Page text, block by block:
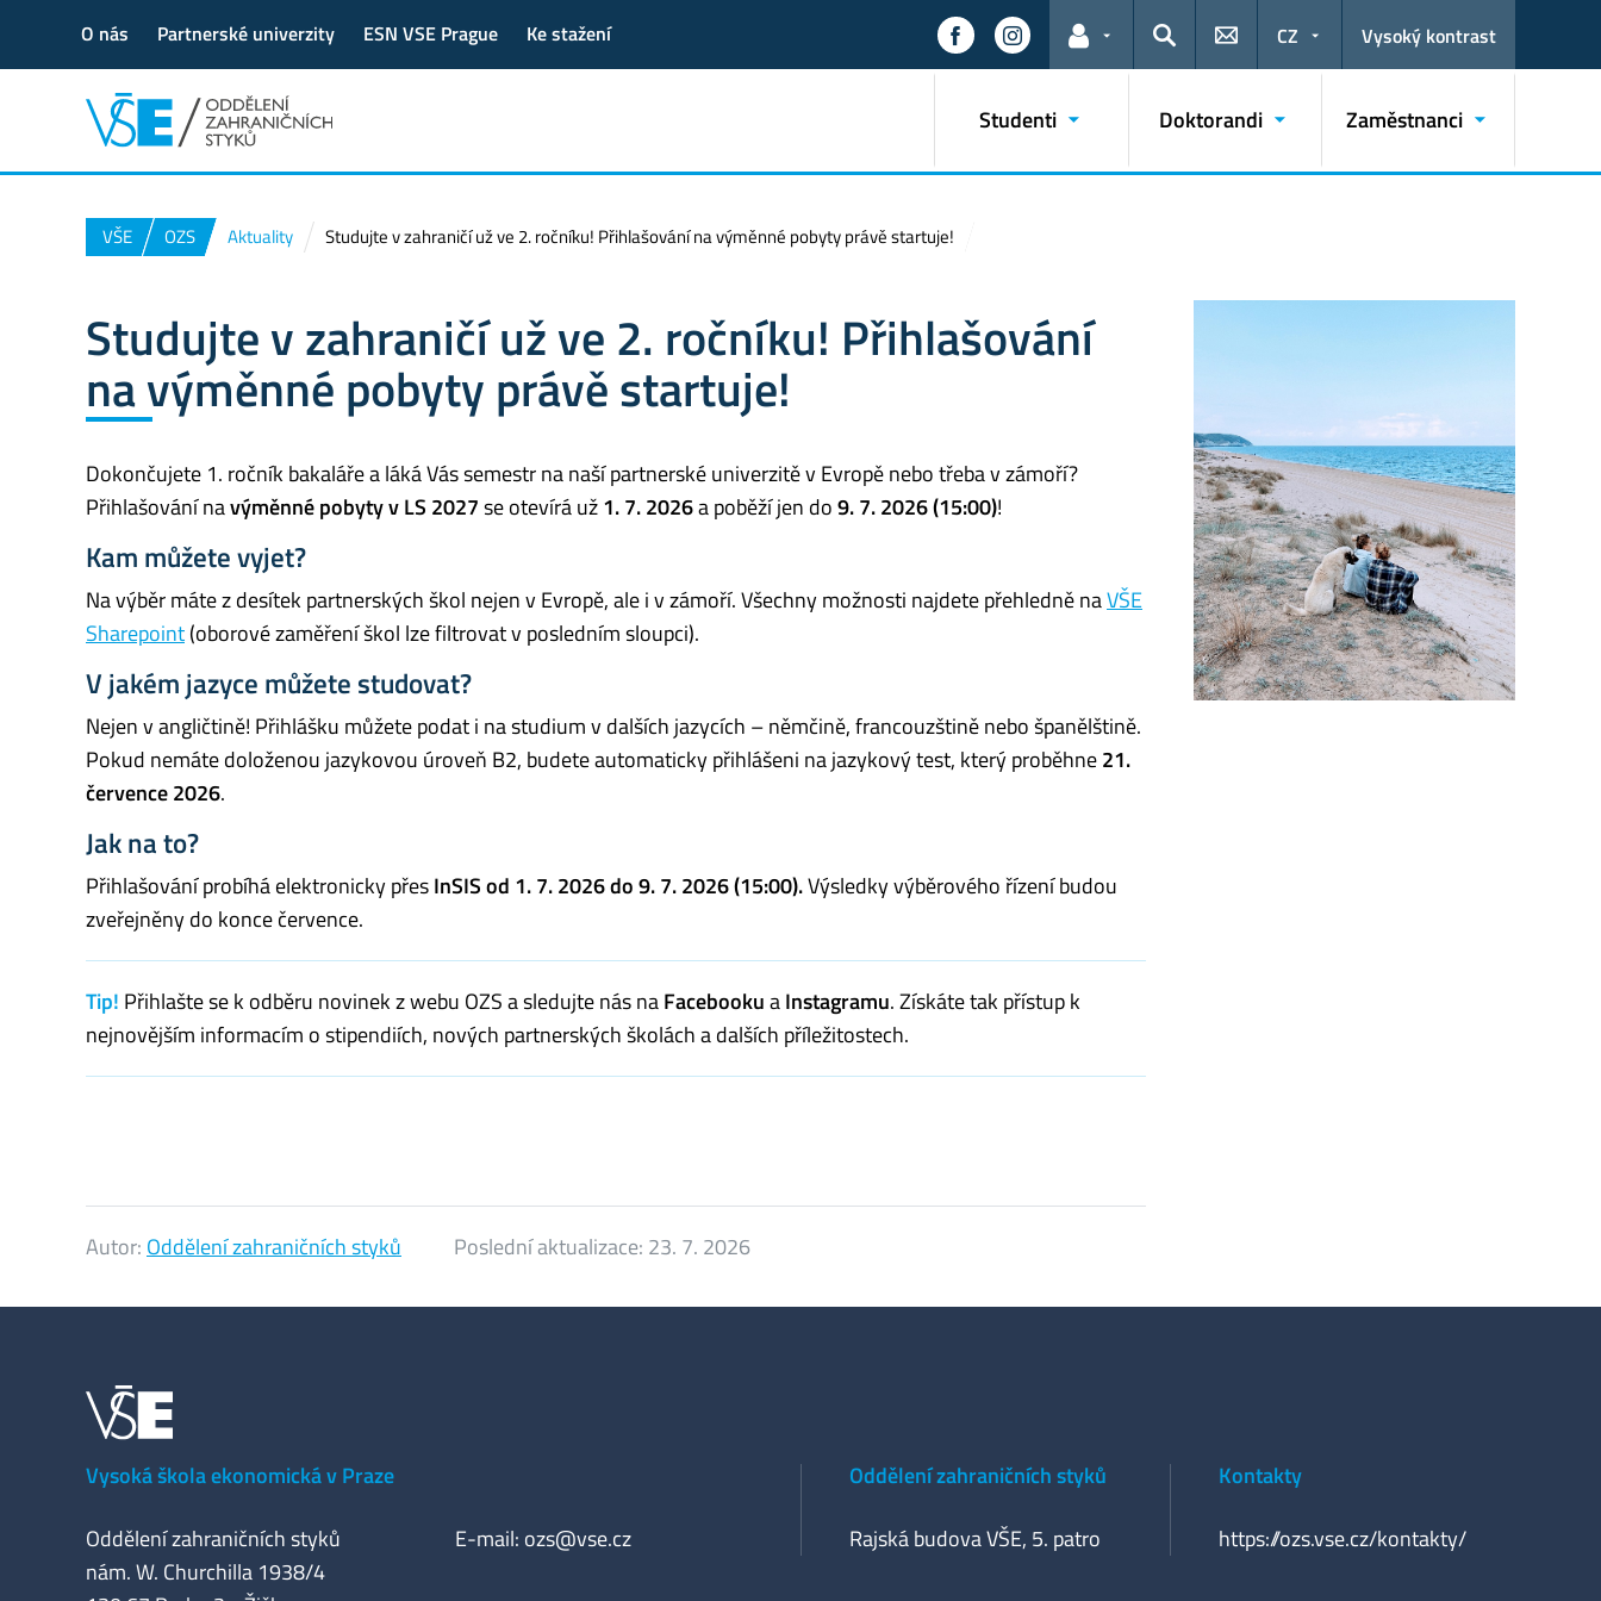
O nás Partnerské univerzity ESN VSE Prague Ke stažení
Odkazy pro uživatele
Hledat
CZ Vysoký kontrast
Studenti Doktorandi Zaměstnanci
VŠE OZS Aktuality Studujte v zahraničí už ve 2. ročníku! Přihlašování na výměnné pobyty právě startuje!
Studujte v zahraničí už ve 2. ročníku! Přihlašování
na výměnné pobyty právě startuje!
Dokončujete 1. ročník bakaláře a láká Vás semestr na naší partnerské univerzitě v Evropě nebo třeba v zámoří?
Přihlašování navýměnné pobyty v LS 2027se otevírá už1. 7. 2026a poběží jen do9. 7. 2026 (15:00)!
Kam můžete vyjet?
Na výběr máte z desítek partnerských škol nejen v Evropě, ale i v zámoří. Všechny možnosti najdete přehledně naVŠE
Sharepoint(oborové zaměření škol lze filtrovat v posledním sloupci).
V jakém jazyce můžete studovat?
Nejen v angličtině! Přihlášku můžete podat i na studium v dalších jazycích – němčině, francouzštině nebo španělštině.
Pokud nemáte doloženou jazykovou úroveň B2, budete automaticky přihlášeni na jazykový test, který proběhne21.
července 2026.
Jak na to?
Přihlašování probíhá elektronicky přesInSIS od 1. 7. 2026 do 9. 7. 2026 (15:00).Výsledky výběrového řízení budou
zveřejněny do konce července.
Tip! Přihlašte se k odběru novinek z webu OZS a sledujte nás naFacebookuaInstagramu. Získáte tak přístup k
nejnovějším informacím o stipendiích, nových partnerských školách a dalších příležitostech.
Autor: Oddělení zahraničních styků Poslední aktualizace: 23. 7. 2026
Vysoká škola ekonomická v Praze
Oddělení zahraničních styků
nám. W. Churchilla 1938/4
E-mail: ozs@vse.cz
Oddělení zahraničních styků
Rajská budova VŠE, 5. patro
Kontakty
https://ozs.vse.cz/kontakty/